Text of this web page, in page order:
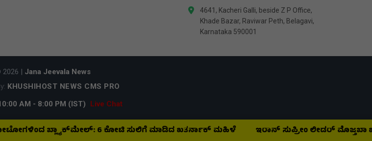
4641, Kacheri Galli, beside Z P Office,
Khade Bazar, Raviwar Peth, Belagavi,
Karnataka 590001
2026 | Jana Jeevala News
KHUSHIHOST NEWS CMS PRO
AM - 8:00 PM (IST)
Live Chat
ಬ್ಲ್ಯಾಕ್‌ಮೇಲ್: ₹6 ಕೋಟಿ ಸುಲಿಗೆ ಮಾಡಿದ ಖತರ್ನಾಕ್‌ ಮಹಿಳೆ ಇರಾನ್‌ ಸುಪ್ರೀಂ ಲೀಡರ್‌ ಮೊಜ್ತಬಾ ಖಮೇನಿ